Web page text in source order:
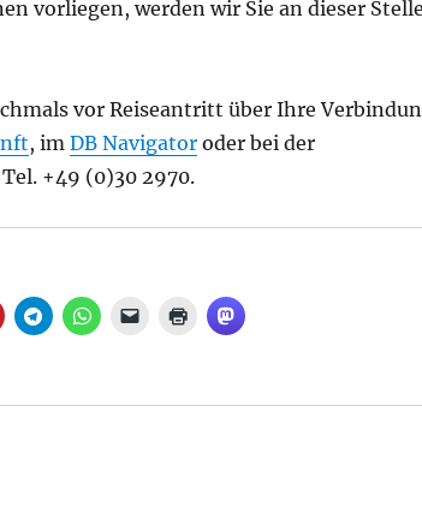
vorliegen, werden wir Sie an dieser
vor Reiseantritt über Ihre
, im DB Navigatoroder bei der
+49 (0)30 2970.